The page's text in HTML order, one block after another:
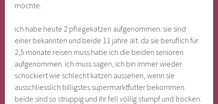
möchte.
ich habe heute 2 pflegekatzen aufgenommen. sie sind
einer bekannten und beide 11 jahre alt. da sie beruflich für
2,5 monate reisen muss habe ich die beiden senioren
aufgenommen. ich muss sagen, ich bin immer wieder
schockiert wie schlecht katzen aussehen, wenn sie
ausschliesslich billigstes supermarktfutter bekommen.
beide sind so struppig und ihr fell völlig stumpf und trocken.